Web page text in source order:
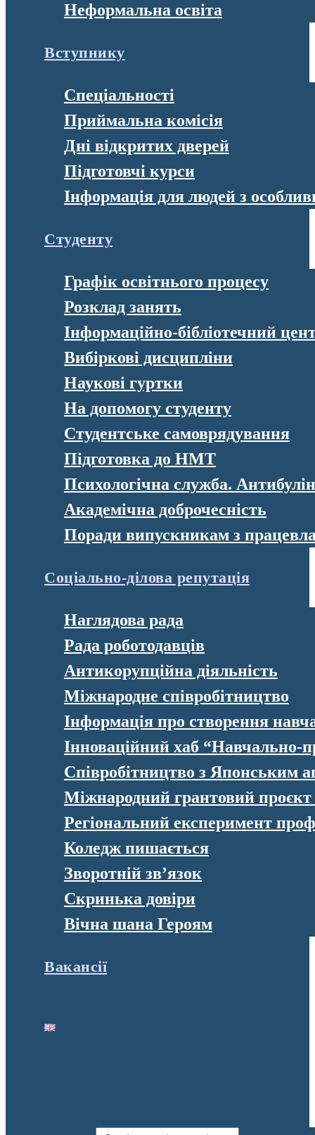
Неформальна освіта
Вступнику
Спеціальності
Приймальна комісія
Дні відкритих дверей
Підготовчі курси
Інформація для людей з
Студенту
Графік освітнього процесу
Розклад занять
Інформаційно-бібліотечний
Вибіркові дисципліни
Наукові гуртки
На допомогу студенту
Студентське самоврядування
Підготовка до НМТ
Психологічна служба.
Академічна доброчесність
Поради випускникам з
Соціально-ділова репутація
Наглядова рада
Рада роботодавців
Антикорупційна діяльність
Міжнародне співробітництво
Інформація про створення
Інноваційний хаб “Навчально-
Співробітництво з Японським
Міжнародний грантовий
Регіональний експеримент
Коледж пишається
Зворотній зв’язок
Скринька довіри
Вічна шана Героям
Вакансії